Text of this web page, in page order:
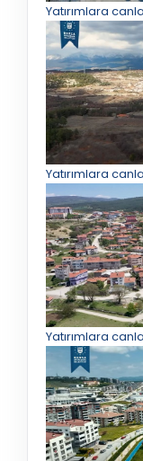
Yatırımlara
Yatırımlara
Yatırımlara